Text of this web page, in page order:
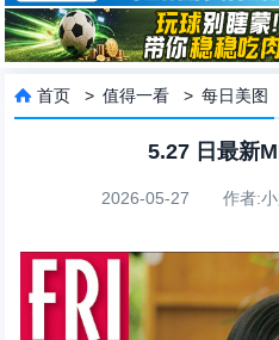
 首页 >值得一看 >每日美图
5.27 日最新
2026-05-27 作者: